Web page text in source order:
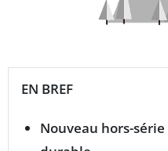
EN BREF
Nouveau hors-série